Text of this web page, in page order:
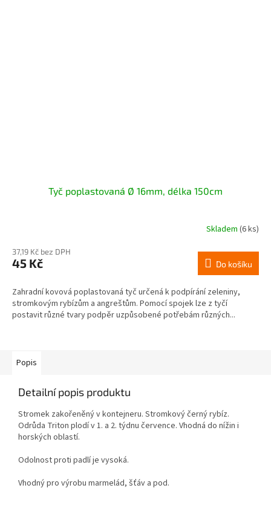
Tyč poplastovaná Ø 16mm, délka 150cm
Skladem (6 ks)
37,19 Kč bez DPH
45 Kč Do košíku
Zahradní kovová poplastovaná tyč určená k podpírání zeleniny,
stromkovým rybízům a angreštům. Pomocí spojek lze z tyčí
postavit různé tvary podpěr uzpůsobené potřebám různých...
Popis
Detailní popis produktu
Stromek zakořeněný v kontejneru. Stromkový černý rybíz.
Odrůda Triton plodí v 1. a 2. týdnu července. Vhodná do nížin i
horských oblastí.
Odolnost proti padlí je vysoká.
Vhodný pro výrobu marmelád, šťáv a pod.